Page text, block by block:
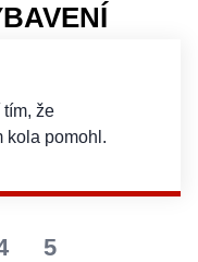
5
že
kola pomohl.